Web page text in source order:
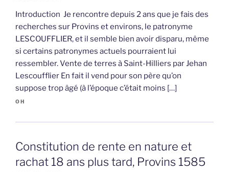
Introduction Je rencontre depuis 2 ans que je fais des
recherches sur Provins et environs, le patronyme
LESCOUFFLIER, et il semble bien avoir disparu, même
si certains patronymes actuels pourraient lui
ressembler. Vente de terres à Saint-Hilliers par Jehan
Lescoufflier En fait il vend pour son père qu’on
suppose trop âgé (à l’époque c’était moins […]
OH
Constitution de rente en nature et
rachat 18 ans plus tard, Provins 1585